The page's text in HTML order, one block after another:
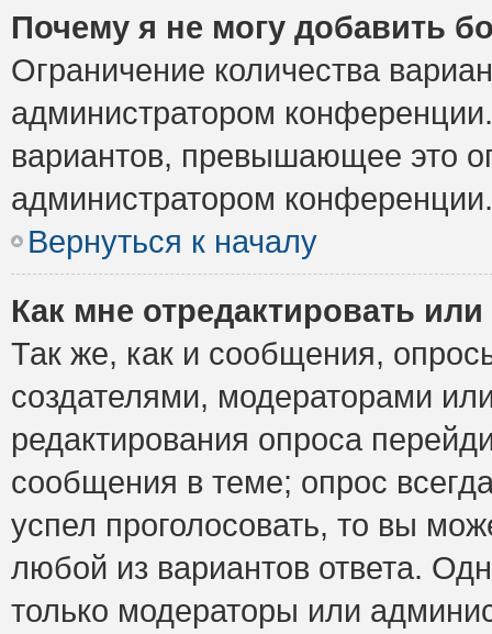
Почему я не могу добавить
Ограничение количества
администратором
вариантов, превышающее это
администратором конференции.
Вернуться к началу
Как мне отредактировать
Так же, как и сообщения,
создателями, модераторами
редактирования опроса
сообщения в теме; опрос
успел проголосовать, то вы
любой из вариантов ответа.
только модераторы или